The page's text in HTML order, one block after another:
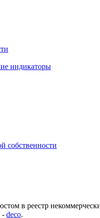
индикаторы
собственности
в реестр
- deco.